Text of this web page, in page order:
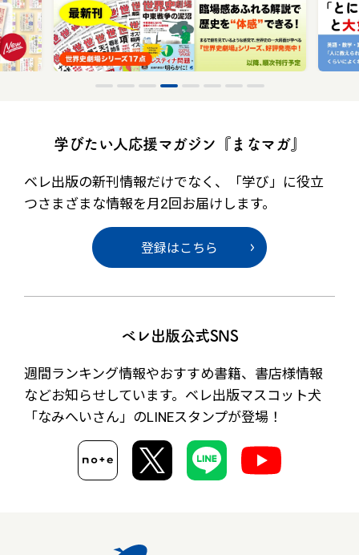
学びたい人応援マガジン『まなマガ』
ベレ出版の新刊情報だけでなく、
「学び」に役立
つさまざまな情報を月2回お届けします。
登録はこちら
ベレ出版公式SNS
週間ランキング情報やおすすめ書籍、書店様情報
などお知らせしています。ベレ出版マスコット犬
「なみへいさん」のLINEスタンプが登場！